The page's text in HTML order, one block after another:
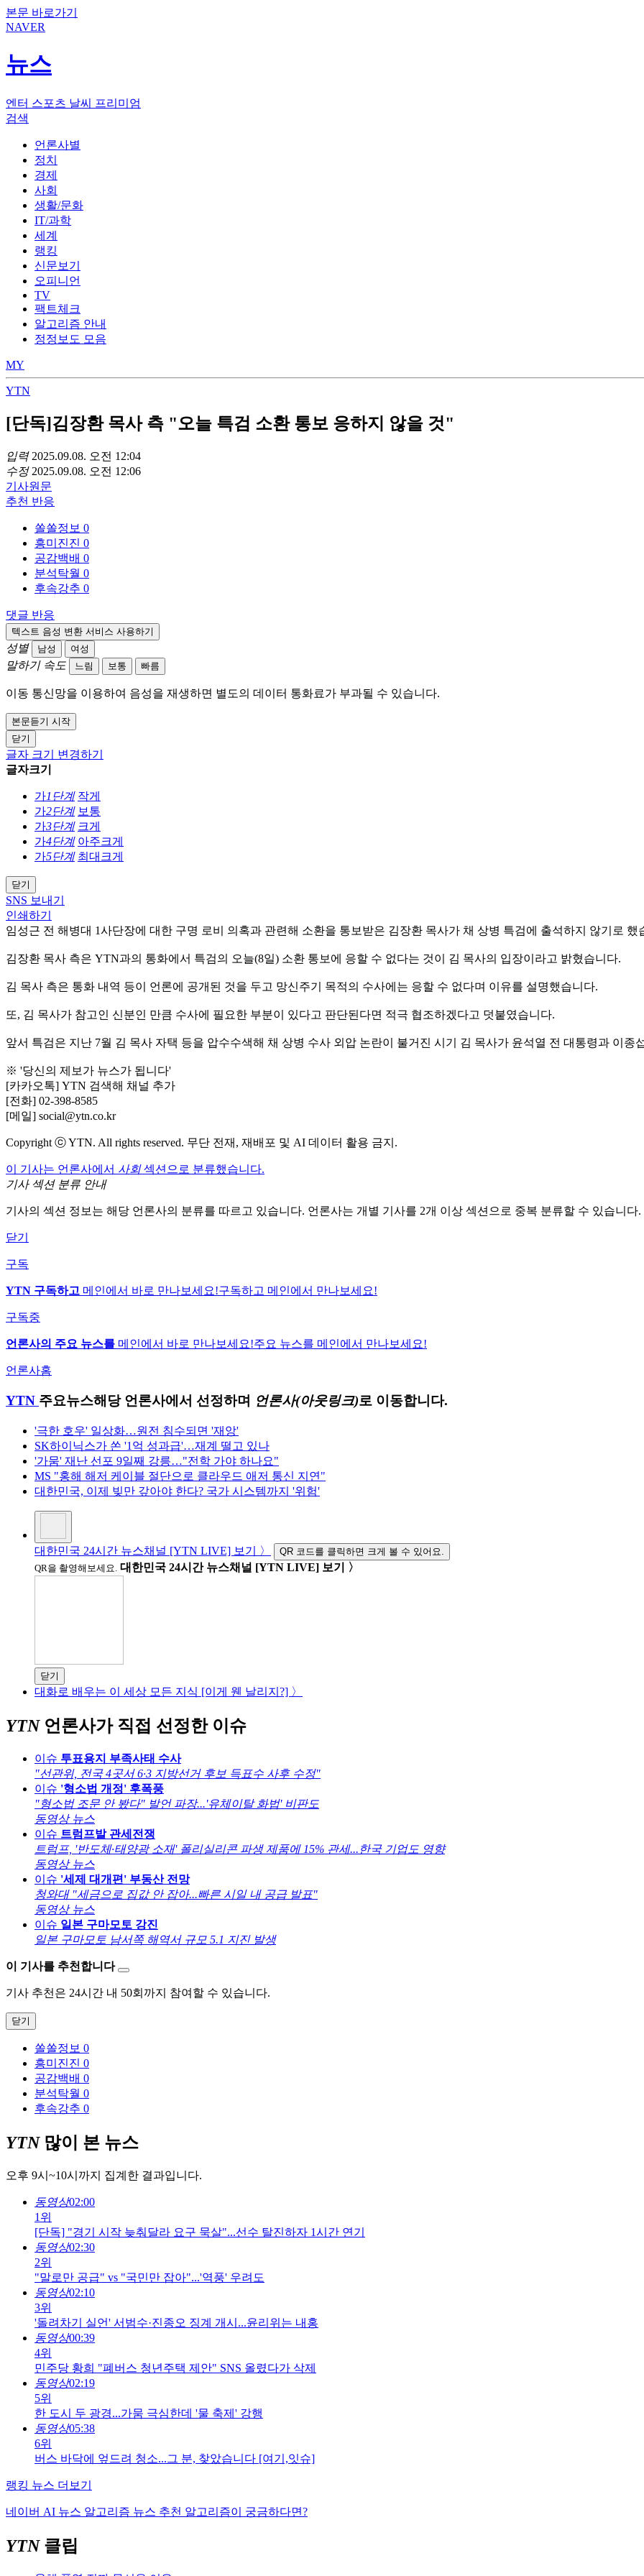
본문 바로가기
NAVER
뉴스
엔터 스포츠 날씨
프리미엄
검색
언론사별
정치
경제
사회
생활/문화
IT/과학
세계
랭킹
신문보기
오피니언
TV
팩트체크
알고리즘 안내
정정보도 모음
MY
YTN
[단독]김장환 목사 측 "오늘 특검 소환 통보 응하지 않을 것"
입력 2025.09.08. 오전 12:04
수정 2025.09.08. 오전 12:06
기사원문
추천 반응
쏠쏠정보 0
흥미진진 0
공감백배 0
분석탁월 0
후속강추 0
댓글 반응
텍스트 음성 변환 서비스 사용하기
성별 남성 여성
말하기 속도 느림 보통 빠름
이동 통신망을 이용하여 음성을 재생하면 별도의 데이터 통화료가 부과될 수 있습니다.
본문듣기 시작
닫기
글자 크기 변경하기
글자크기
가1단계 작게
가2단계 보통
가3단계 크게
가4단계 아주크게
가5단계 최대크게
닫기
SNS 보내기
인쇄하기
임성근 전 해병대 1사단장에 대한 구명 로비 의혹과 관련해 소환을 통보받은 김장환 목사가 채 상병 특검에 출석하지 않기로 했
김장환 목사 측은 YTN과의 통화에서 특검의 오늘(8일) 소환 통보에 응할 수 없다는 것이 김 목사의 입장이라고 밝혔습니다.
김 목사 측은 통화 내역 등이 언론에 공개된 것을 두고 망신주기 목적의 수사에는 응할 수 없다며 이유를 설명했습니다.
또, 김 목사가 참고인 신분인 만큼 수사에 필요한 부분이 있다고 판단된다면 적극 협조하겠다고 덧붙였습니다.
앞서 특검은 지난 7월 김 목사 자택 등을 압수수색해 채 상병 수사 외압 논란이 불거진 시기 김 목사가 윤석열 전 대통령과 이
※ '당신의 제보가 뉴스가 됩니다'
[카카오톡] YTN 검색해 채널 추가
[전화] 02-398-8585
[메일] social@ytn.co.kr
Copyright ⓒ YTN. All rights reserved. 무단 전재, 재배포 및 AI 데이터 활용 금지.
이 기사는 언론사에서 사회섹션으로 분류했습니다.
기사 섹션 분류 안내
기사의 섹션 정보는 해당 언론사의 분류를 따르고 있습니다. 언론사는 개별 기사를 2개 이상 섹션으로 중복 분류할 수 있습니다.
닫기
구독
YTN 구독하고 메인에서 바로 만나보세요!구독하고 메인에서 만나보세요!
구독중
언론사의 주요 뉴스를 메인에서 바로 만나보세요!주요 뉴스를 메인에서 만나보세요!
언론사홈
YTN 주요뉴스해당 언론사에서 선정하며 언론사(아웃링크)로 이동합니다.
'극한 호우' 일상화…원전 침수되면 '재앙'
SK하이닉스가 쏜 '1억 성과급'…재계 떨고 있나
'가뭄' 재난 선포 9일째 강릉…"전학 가야 하나요"
MS "홍해 해저 케이블 절단으로 클라우드 애저 통신 지연"
대한민국, 이제 빚만 갚아야 한다? 국가 시스템까지 '위험'
대한민국 24시간 뉴스채널 [YTN LIVE] 보기 〉
QR 코드를 클릭하면 크게 볼 수 있어요.
QR을 촬영해보세요. 대한민국 24시간 뉴스채널 [YTN LIVE] 보기 〉
닫기
대화로 배우는 이 세상 모든 지식 [이게 웬 날리지?] 〉
YTN언론사가 직접 선정한 이슈
이슈 투표용지 부족사태 수사
"선관위, 전국 4곳서 6·3 지방선거 후보 득표수 사후 수정"
이슈 '형소법 개정' 후폭풍
"형소법 조문 안 봤다" 발언 파장...'유체이탈 화법' 비판도
동영상 뉴스
이슈 트럼프발 관세전쟁
트럼프, '반도체·태양광 소재' 폴리실리콘 파생 제품에 15% 관세...한국 기업도 영향
동영상 뉴스
이슈 '세제 대개편' 부동산 전망
청와대 "세금으로 집값 안 잡아...빠른 시일 내 공급 발표"
동영상 뉴스
이슈 일본 구마모토 강진
일본 구마모토 남서쪽 해역서 규모 5.1 지진 발생
이 기사를 추천합니다
기사 추천은 24시간 내 50회까지 참여할 수 있습니다.
닫기
쏠쏠정보 0
흥미진진 0
공감백배 0
분석탁월 0
후속강추 0
YTN많이 본 뉴스
오후 9시~10시까지 집계한 결과입니다.
동영상02:00
1위
[단독] "경기 시작 늦춰달라 요구 묵살"...선수 탈진하자 1시간 연기
동영상02:30
2위
"말로만 공급" vs "국민만 잡아"...'역풍' 우려도
동영상02:10
3위
'돌려차기 실언' 서범수·진종오 징계 개시...윤리위는 내홍
동영상00:39
4위
민주당 황희 "폐버스 청년주택 제안" SNS 올렸다가 삭제
동영상02:19
5위
한 도시 두 광경...가뭄 극심한데 '물 축제' 강행
동영상05:38
6위
버스 바닥에 엎드려 청소...그 분, 찾았습니다 [여기,잇슈]
랭킹 뉴스 더보기
네이버 AI 뉴스 알고리즘 뉴스 추천 알고리즘이 궁금하다면?
YTN클립